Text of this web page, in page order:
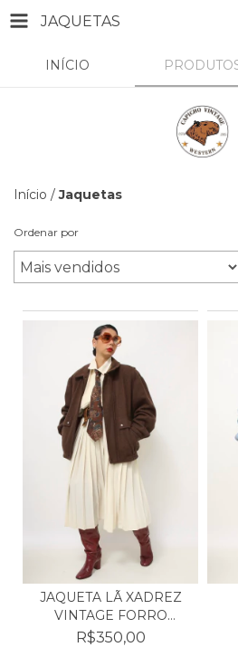
JAQUETAS
INÍCIO
Início / Jaquetas
Ordenar por
JAQUETA LÃ XADREZ
VINTAGE FORRO
VERMELHO
R$350,00